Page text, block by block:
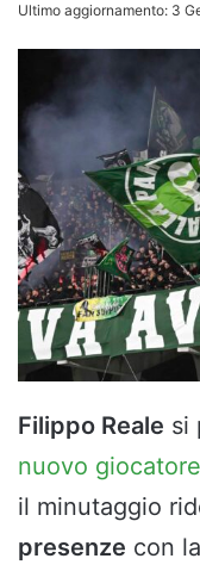
Ultimo aggiornamento: 3
Filippo Reale si
nuovo giocatore
il minutaggio
presenze con la